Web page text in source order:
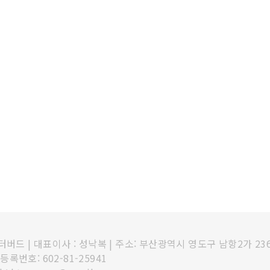
버드 | 대표이사 : 성낙복 | 주소: 부산광역시 영도구 남항2가
록번호: 602-81-25941